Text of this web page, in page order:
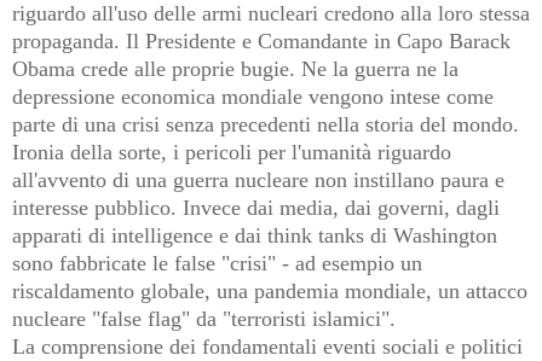
riguardo all'uso delle armi nucleari credono alla loro stessa
propaganda. Il Presidente e Comandante in Capo Barack
Obama crede alle proprie bugie. Ne la guerra ne la
depressione economica mondiale vengono intese come
parte di una crisi senza precedenti nella storia del mondo.
Ironia della sorte, i pericoli per l'umanità riguardo
all'avvento di una guerra nucleare non instillano paura e
interesse pubblico. Invece dai media, dai governi, dagli
apparati di intelligence e dai think tanks di Washington
sono fabbricate le false "crisi" - ad esempio un
riscaldamento globale, una pandemia mondiale, un attacco
nucleare "false flag" da "terroristi islamici".
La comprensione dei fondamentali eventi sociali e politici